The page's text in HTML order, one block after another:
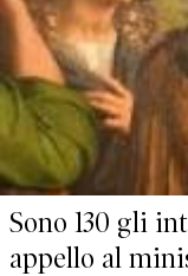
Sono 130 gli
appello al